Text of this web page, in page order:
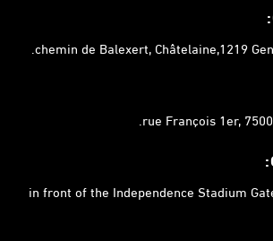
in front of the Independence Stadium